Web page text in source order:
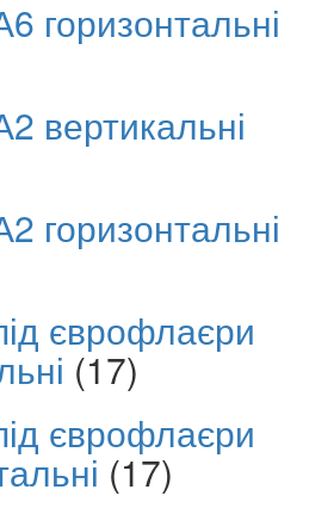
горизонтальні
вертикальні
горизонтальні
єврофлаєри
(17)
єврофлаєри
(17)